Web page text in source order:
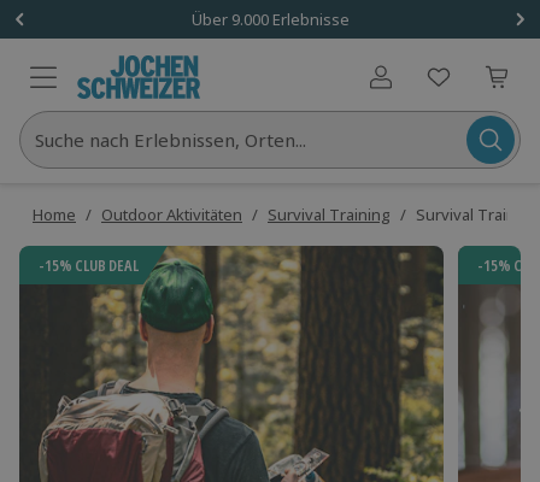
Über 9.000 Erlebnisse
Benutzerkonto
Suche nach Erlebnissen, Orten...
Home / Outdoor Aktivitäten / Survival Training / Survival
-15% CLUB DEAL -15%